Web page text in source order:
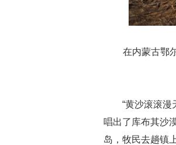
在内蒙古鄂
“黄沙滚滚
唱出了库布其沙
岛，牧民去趟镇